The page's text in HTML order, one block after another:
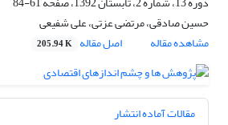
حسین صادقی، مرتضی عزتی، علی شفیعی
مشاهده مقاله
اصل مقاله 205.94 K
مقالات آماده انتشار